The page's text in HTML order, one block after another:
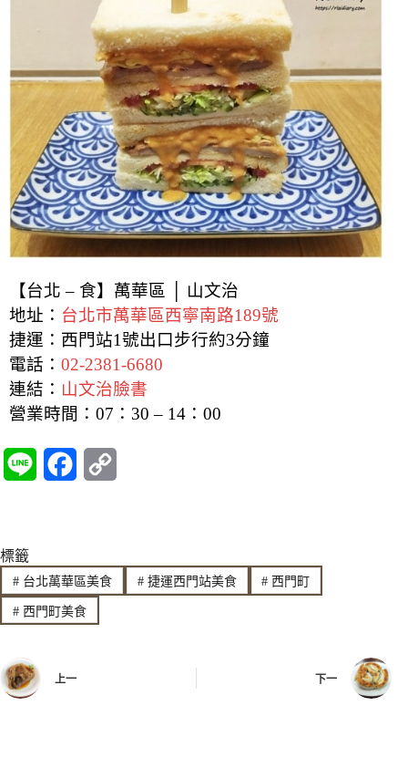
【台北 – 食】萬華區 │ 山文治
地址： 台北市萬華區西寧南路189號
捷運：西門站1號出口步行約3分鐘
電話： 02-2381-6680
連結： 山文治臉書
營業時間：07 ：30 – 14：00
e e
b
o
y
L
標籤
#台北萬華區美食 #捷運西門站美食 # 西門町
#西門町美食
上一 下一